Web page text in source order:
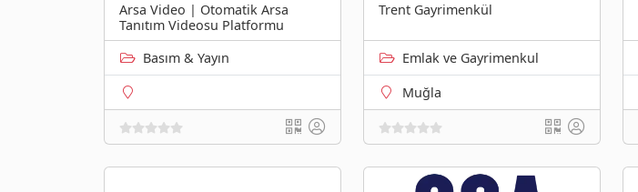
Arsa Video | Otomatik Arsa
Tanıtım Videosu Platformu
Basım & Yayın
Trent Gayrimenkül
Emlak ve Gayrimenkul
Muğla